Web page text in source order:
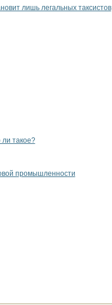
лишь легальных таксистов
такое?
промышленности